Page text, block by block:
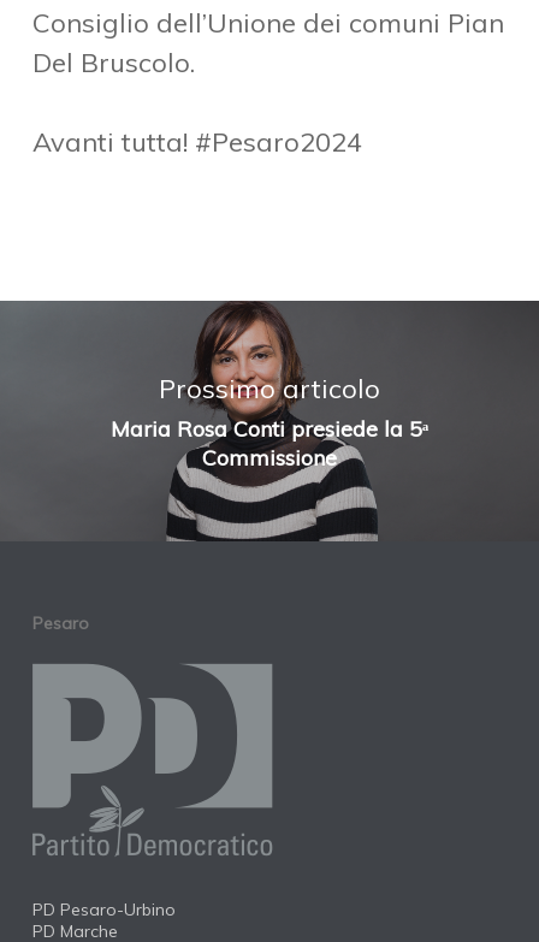
Consiglio dell’Unione dei comuni Pian
Del Bruscolo.
Avanti tutta! #Pesaro2024
Prossimo articolo
Maria Rosa Conti presiede la 5ᵃ
Commissione
Pesaro
PD Pesaro-Urbino
PD Marche